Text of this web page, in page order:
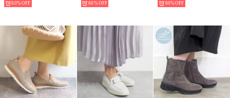
60% 60% 60%